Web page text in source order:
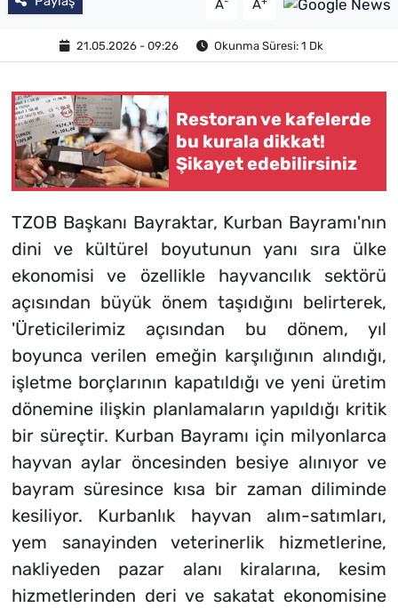
A A
21.05.2026 - 09:26 Okunma Süresi: 1 Dk
Restoran ve kafelerde
bu kurala dikkat!
Şikayet edebilirsiniz
TZOB Başkanı Bayraktar, Kurban Bayramı'nın
dini ve kültürel boyutunun yanı sıra ülke
ekonomisi ve özellikle hayvancılık sektörü
açısından büyük önem taşıdığını belirterek,
'Üreticilerimiz açısından bu dönem, yıl
boyunca verilen emeğin karşılığının alındığı,
işletme borçlarının kapatıldığı ve yeni üretim
dönemine ilişkin planlamaların yapıldığı kritik
bir süreçtir. Kurban Bayramı için milyonlarca
hayvan aylar öncesinden besiye alınıyor ve
bayram süresince kısa bir zaman diliminde
kesiliyor. Kurbanlık hayvan alım-satımları,
yem sanayinden veterinerlik hizmetlerine,
nakliyeden pazar alanı kiralarına, kesim
hizmetlerinden deri ve sakatat ekonomisine